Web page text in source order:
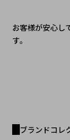
お客様が安心し
す。
ブランドコレ